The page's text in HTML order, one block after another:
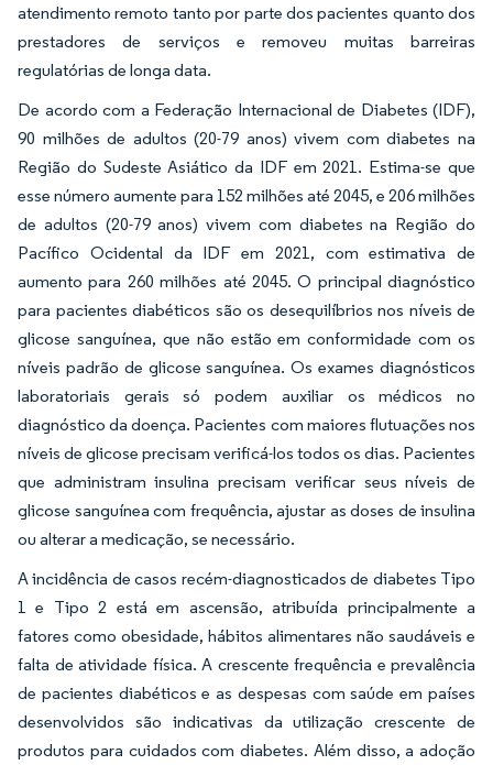
atendimento remoto tanto por parte dos pacientes quanto dos
prestadores de serviços e removeu muitas barreiras
regulatórias de longa data.
De acordo com a Federação Internacional de Diabetes (IDF),
90 milhões de adultos (20-79 anos) vivem com diabetes na
Região do Sudeste Asiático da IDF em 2021. Estima-se que
esse número aumente para 152 milhões até 2045, e 206 milhões
de adultos (20-79 anos) vivem com diabetes na Região do
Pacífico Ocidental da IDF em 2021, com estimativa de
aumento para 260 milhões até 2045. O principal diagnóstico
para pacientes diabéticos são os desequilíbrios nos níveis de
glicose sanguínea, que não estão em conformidade com os
níveis padrão de glicose sanguínea. Os exames diagnósticos
laboratoriais gerais só podem auxiliar os médicos no
diagnóstico da doença. Pacientes com maiores flutuações nos
níveis de glicose precisam verificá-los todos os dias. Pacientes
que administram insulina precisam verificar seus níveis de
glicose sanguínea com frequência, ajustar as doses de insulina
ou alterar a medicação, se necessário.
A incidência de casos recém-diagnosticados de diabetes Tipo
1 e Tipo 2 está em ascensão, atribuída principalmente a
fatores como obesidade, hábitos alimentares não saudáveis e
falta de atividade física. A crescente frequência e prevalência
de pacientes diabéticos e as despesas com saúde em países
desenvolvidos são indicativas da utilização crescente de
produtos para cuidados com diabetes. Além disso, a adoção